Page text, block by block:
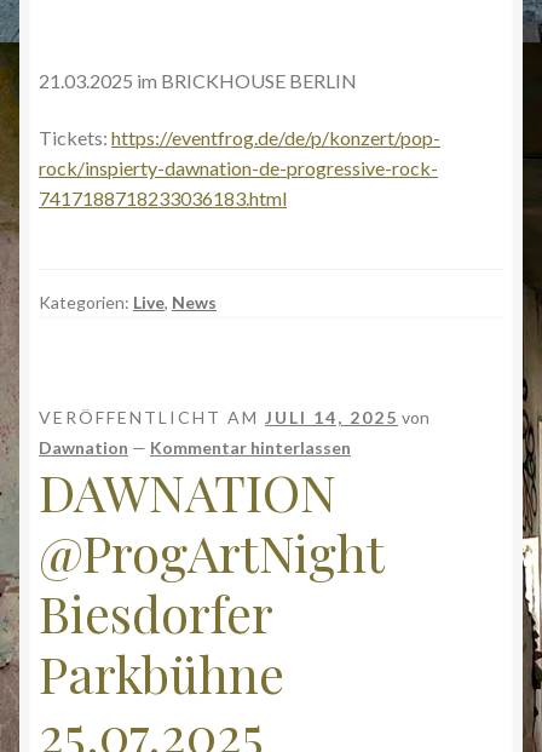
21.03.2025 im BRICKHOUSE BERLIN
Tickets: https://eventfrog.de/de/p/konzert/pop-
rock/inspierty-dawnation-de-progressive-rock-
7417188718233036183.html
Kategorien: Live, News
VERÖFFENTLICHT AM JULI 14, 2025 von
Dawnation — Kommentar hinterlassen
DAWNATION
@ProgArtNight
Biesdorfer
Parkbühne
25.07.2025